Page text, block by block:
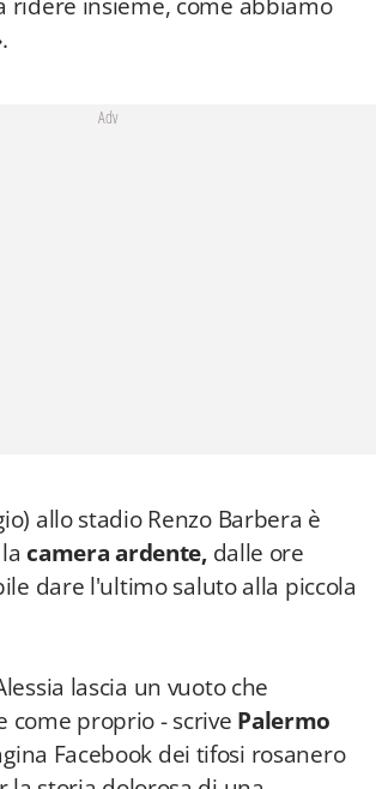
Adv
allo stadio Renzo Barbera è
camera ardente, dalle ore
dare l'ultimo saluto alla piccola
lascia un vuoto che
come proprio - scrive Palermo
Facebook dei tifosi rosanero